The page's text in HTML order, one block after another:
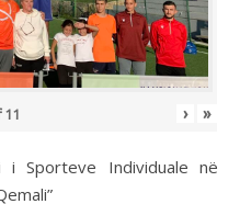
11 › »
i Sporteve Individuale në